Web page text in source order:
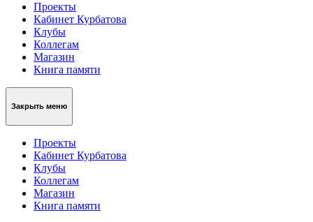
Проекты
Кабинет Курбатова
Клубы
Коллегам
Магазин
Книга памяти
Закрыть меню
Проекты
Кабинет Курбатова
Клубы
Коллегам
Магазин
Книга памяти